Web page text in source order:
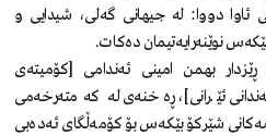
ئاوا دووا: لە جیهانی گەلی، شیدایی و
نوێنەرایەتیمان دەکات.
بهمن امینی ئەندامی [کۆمیتەی
ئێرانی]، ڕەخنەی لە کەمتەرخەمی
شێرکۆ بێکەس بۆ کۆمەڵگای ئەدەبی